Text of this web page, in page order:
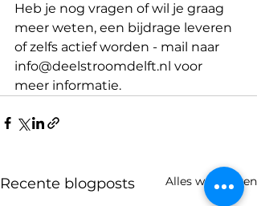
Heb je nog vragen of wil je graag
meer weten, een bijdrage leveren
of zelfs actief worden - mail naar
info@deelstroomdelft.nl voor
meer informatie.
Recente blogposts Alles weergeven